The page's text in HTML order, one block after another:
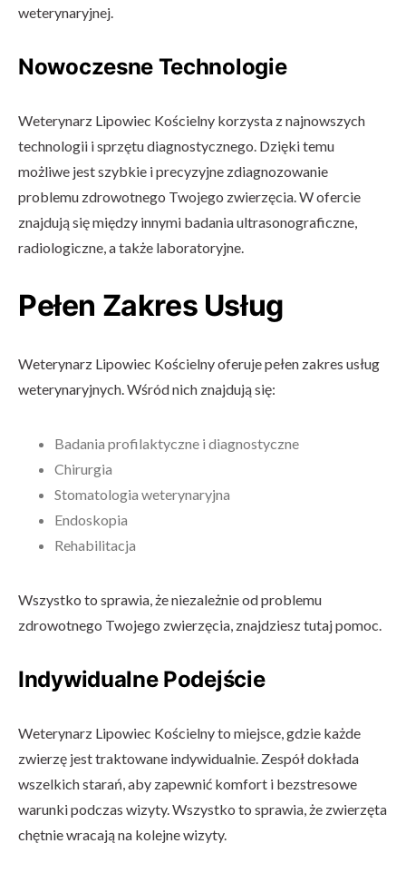
weterynaryjnej.
Nowoczesne Technologie
Weterynarz Lipowiec Kościelny korzysta z najnowszych
technologii i sprzętu diagnostycznego. Dzięki temu
możliwe jest szybkie i precyzyjne zdiagnozowanie
problemu zdrowotnego Twojego zwierzęcia. W ofercie
znajdują się między innymi badania ultrasonograficzne,
radiologiczne, a także laboratoryjne.
Pełen Zakres Usług
Weterynarz Lipowiec Kościelny oferuje pełen zakres usług
weterynaryjnych. Wśród nich znajdują się:
Badania profilaktyczne i diagnostyczne
Chirurgia
Stomatologia weterynaryjna
Endoskopia
Rehabilitacja
Wszystko to sprawia, że niezależnie od problemu
zdrowotnego Twojego zwierzęcia, znajdziesz tutaj pomoc.
Indywidualne Podejście
Weterynarz Lipowiec Kościelny to miejsce, gdzie każde
zwierzę jest traktowane indywidualnie. Zespół dokłada
wszelkich starań, aby zapewnić komfort i bezstresowe
warunki podczas wizyty. Wszystko to sprawia, że zwierzęta
chętnie wracają na kolejne wizyty.